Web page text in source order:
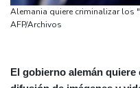
Alemania quiere criminalizar los
AFP/Archivos
El gobierno alemán